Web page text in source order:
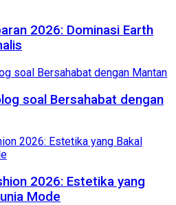
2026: Dominasi Earth
soal Bersahabat dengan
2026: Estetika yang
Mode